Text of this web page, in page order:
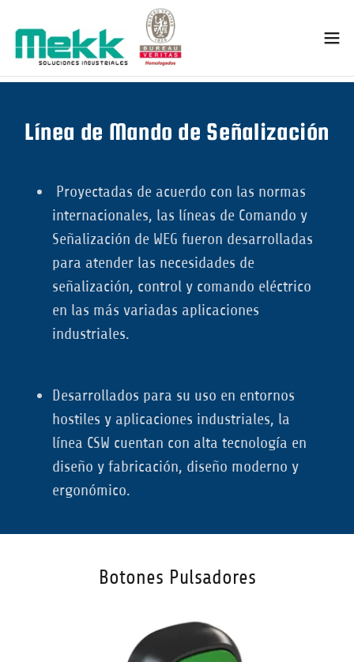
Línea de Mando de Señalización
Proyectadas de acuerdo con las normas
internacionales, las líneas de Comando y
Señalización de WEG fueron desarrolladas
para atender las necesidades de
señalización, control y comando eléctrico
en las más variadas aplicaciones
industriales.
Desarrollados para su uso en entornos
hostiles y aplicaciones industriales, la
línea CSW cuentan con alta tecnología en
diseño y fabricación, diseño moderno y
ergonómico.
Botones Pulsadores